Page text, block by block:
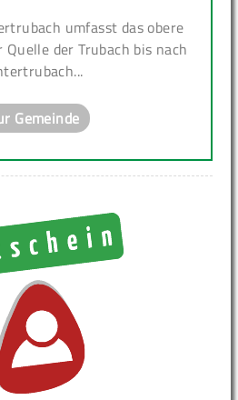
umfasst das obere
der Trubach bis nach
Gemeinde